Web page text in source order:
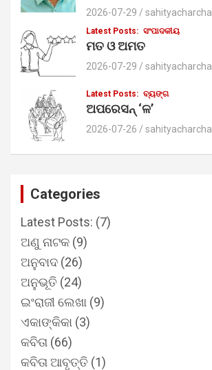
2026-07-29 sahityacharcha
Latest Posts: ସଂପାଦକୀୟ
ମତ ଓ ଅମତ
2026-07-29 sahityacharcha
Latest Posts: ବ୍ୟଙ୍ଗ
ଅପରେସନ୍ ‘ଳ’
2026-07-26 sahityacharcha
Categories
Latest Posts: (7)
ଅଣୁ ନାଟକ (9)
ଅନୁବାଦ (26)
ଅନୁଭୂତି (24)
ଇଂରାଜୀ ଲେଖା (9)
ଏକାଙ୍କିକା (3)
କବିତା (66)
କବିତା ଆବୃତ୍ତି (1)